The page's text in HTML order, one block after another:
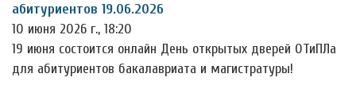
абитуриентов 19.06.2026
10 июня 2026 г., 18:20
19 июня состоится онлайн День открытых дверей ОТиПЛа
для абитуриентов бакалавриата и магистратуры!